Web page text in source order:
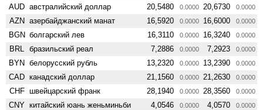
AUD австралийский доллар 20,5480 0.0000 20,6730 0.0000
AZN азербайджанский манат 16,5920 0.0000 16,6000 0.0000
BGN болгарский лев 16,3110 0.0000 16,3240 0.0000
BRL бразильский реал 7,2886 0.0000 7,2923 0.0000
BYN белорусский рубль 13,2320 0.0000 13,2390 0.0000
CAD канадский доллар 21,1560 0.0000 21,2630 0.0000
CHF швейцарский франк 28,1940 0.0000 28,3560 0.0000
CNY китайский юань женьминьби 4,0546 0.0000 4,0570 0.0000